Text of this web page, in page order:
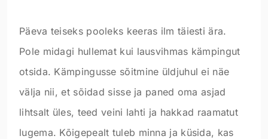
Päeva teiseks pooleks keeras ilm täiesti ära.
Pole midagi hullemat kui lausvihmas kämpingut
otsida. Kämpingusse sõitmine üldjuhul ei näe
välja nii, et sõidad sisse ja paned oma asjad
lihtsalt üles, teed veini lahti ja hakkad raamatut
lugema. Kõigepealt tuleb minna ja küsida, kas